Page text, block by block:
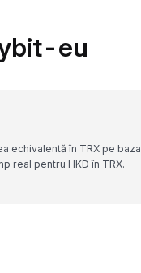
eu
echivalentă în TRX pe baza
real pentru HKD în TRX.